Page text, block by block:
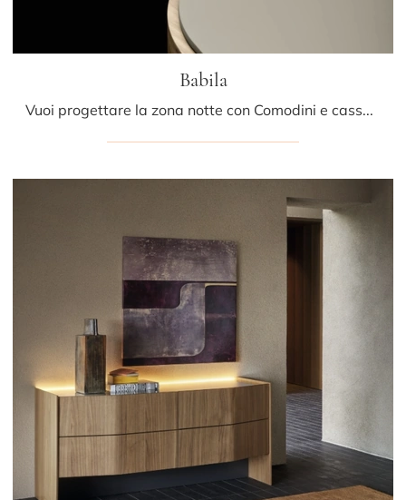
Babila
Vuoi progettare la zona notte con Comodini e cassettiere di Sangiacomo? Ti presentiamo il modello Babila in legno per spazi design.